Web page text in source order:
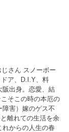
さん スノーボー
ア、D.I.Y、料
阪出身。恋愛、結
そこの時の本厄の
害）嫁のゲス不
離れての生活を余
からの人生の春